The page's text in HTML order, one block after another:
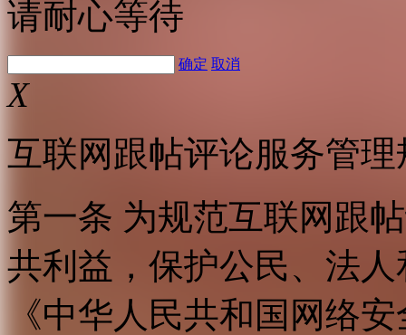
请耐心等待
确定 取消
X
互联网跟帖评论服务管理
第一条 为规范互联网跟
共利益，保护公民、法
《中华人民共和国网络